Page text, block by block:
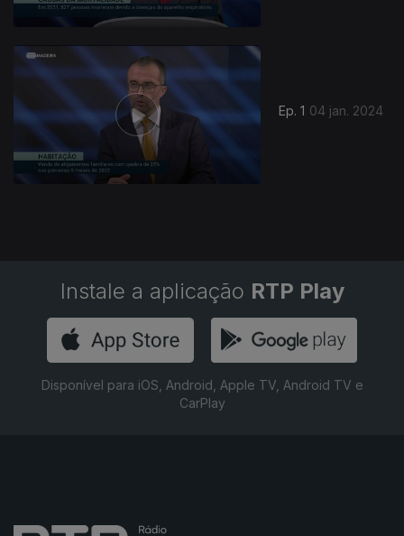
Ep. 1 04 jan. 2024
739231
Instale a aplicação RTP Play
Disponível para iOS, Android, Apple TV, Android TV e
CarPlay